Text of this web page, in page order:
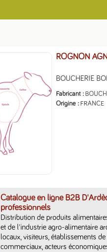
ROGNON
BOUCHERIE
Fabricant
Origine
FRANCE
Catalogue en ligne B2B
professionnels
Distribution de produits
et de l'industrie agro-alimentaire
locaux, visiteurs, établissements
commerciaux, acteurs